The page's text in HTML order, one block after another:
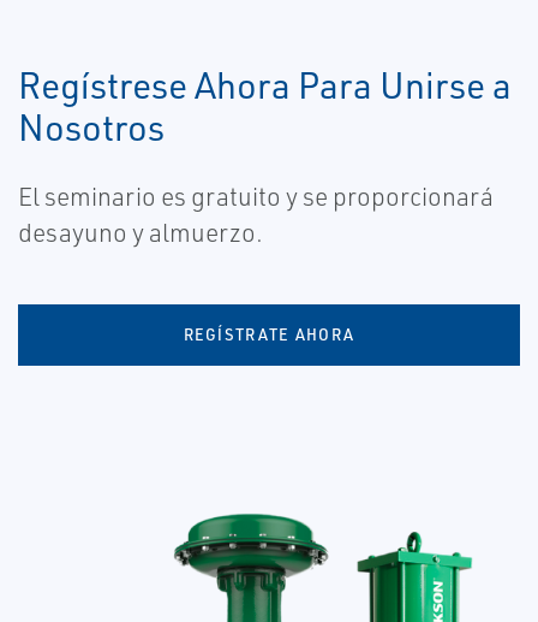
Regístrese Ahora Para Unirse a
Nosotros
El seminario es gratuito y se proporcionará
desayuno y almuerzo.
REGÍSTRATE AHORA